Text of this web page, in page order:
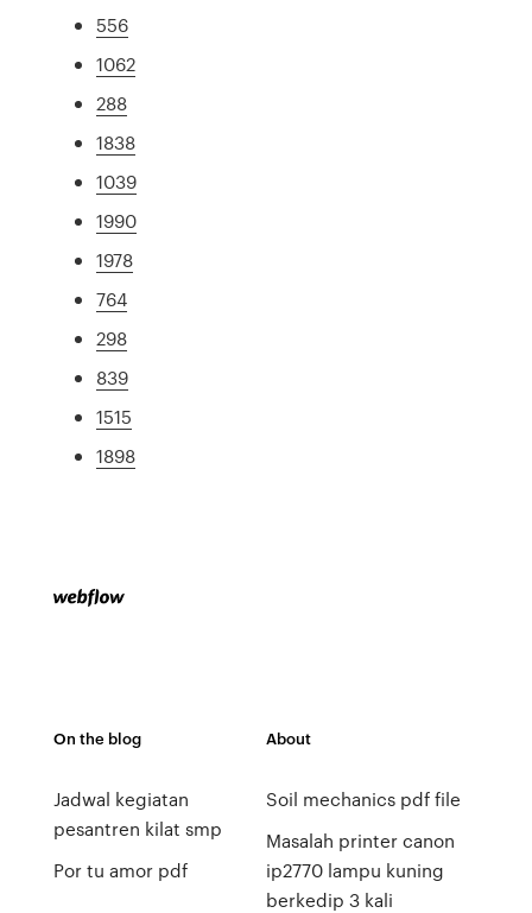
556
1062
288
1838
1039
1990
1978
764
298
839
1515
1898
On the blog
Jadwal kegiatan
pesantren kilat smp
Por tu amor pdf
About
Soil mechanics pdf file
Masalah printer canon
ip2770 lampu kuning
berkedip 3 kali